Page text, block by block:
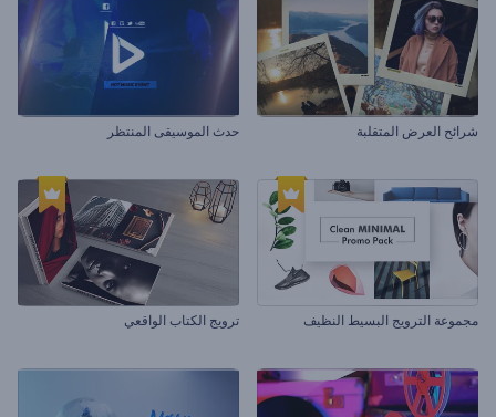
شرائح العرض المتقلبة حدث الموسيقى المنتظر
مجموعة الترويج البسيط النظيف ترويج الكتاب الواقعي